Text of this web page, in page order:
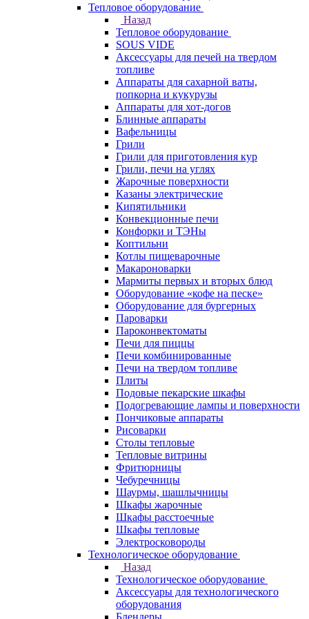
Тепловое оборудование
Назад
Тепловое оборудование
SOUS VIDE
Аксессуары для печей на твердом
топливе
Аппараты для сахарной ваты,
попкорна и кукурузы
Аппараты для хот-догов
Блинные аппараты
Вафельницы
Грили
Грили для приготовления кур
Грили, печи на углях
Жарочные поверхности
Казаны электрические
Кипятильники
Конвекционные печи
Конфорки и ТЭНы
Коптильни
Котлы пищеварочные
Макароноварки
Мармиты первых и вторых блюд
Оборудование «кофе на песке»
Оборудование для бургерных
Пароварки
Пароконвектоматы
Печи для пиццы
Печи комбинированные
Печи на твердом топливе
Плиты
Подовые пекарские шкафы
Подогревающие лампы и поверхности
Пончиковые аппараты
Рисоварки
Столы тепловые
Тепловые витрины
Фритюрницы
Чебуречницы
Шаурмы, шашлычницы
Шкафы жарочные
Шкафы расстоечные
Шкафы тепловые
Электросковороды
Технологическое оборудование
Назад
Технологическое оборудование
Аксессуары для технологического
оборудования
Блендеры